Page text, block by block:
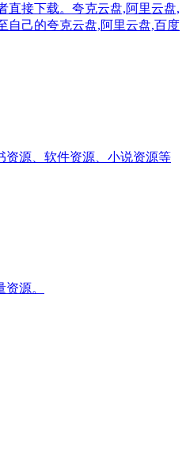
直接下载。夸克云盘,阿里云盘,
自己的夸克云盘,阿里云盘,百度
资源、软件资源、小说资源等
源。